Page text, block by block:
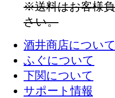
※送料はお客様
さい。
酒井商店について
ふぐについて
下関について
サポート情報